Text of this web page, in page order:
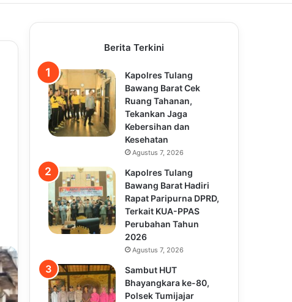
Berita Terkini
Kapolres Tulang
Bawang Barat Cek
Ruang Tahanan,
Tekankan Jaga
Kebersihan dan
Kesehatan
Agustus 7, 2026
Kapolres Tulang
Bawang Barat Hadiri
Rapat Paripurna DPRD,
Terkait KUA-PPAS
Perubahan Tahun
2026
Agustus 7, 2026
Sambut HUT
Bhayangkara ke-80,
Polsek Tumijajar